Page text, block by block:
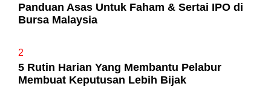
Panduan Asas Untuk Faham & Sertai IPO di
Bursa Malaysia
2
5 Rutin Harian Yang Membantu Pelabur
Membuat Keputusan Lebih Bijak